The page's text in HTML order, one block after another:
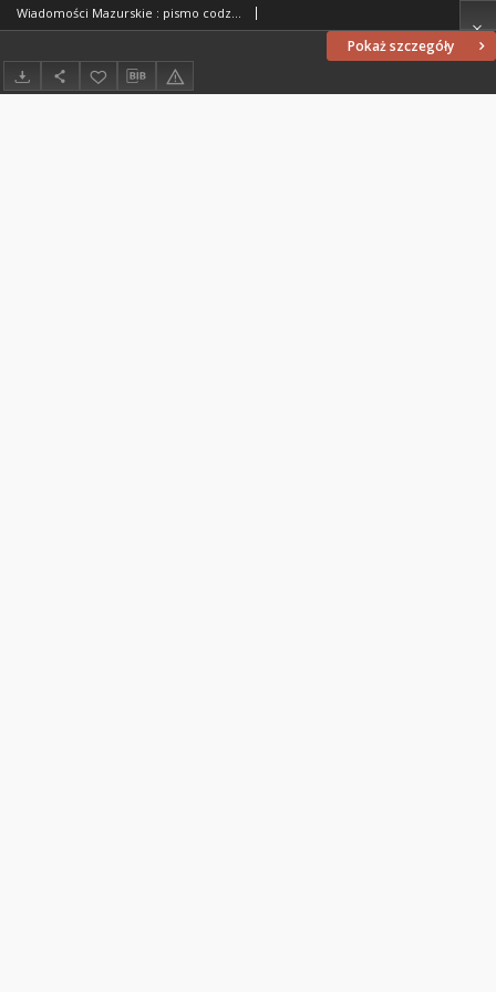
Pokaż szczegóły
Wiadomości Mazurskie : pismo codzienne. 1946 (R. 2), nr 230 (241)